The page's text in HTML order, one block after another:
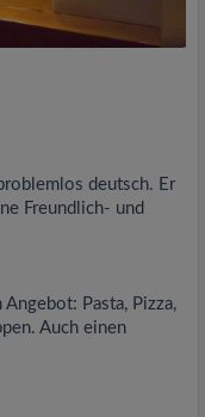
deutsch. Er
Freundlich- und
Pasta, Pizza,
Auch einen